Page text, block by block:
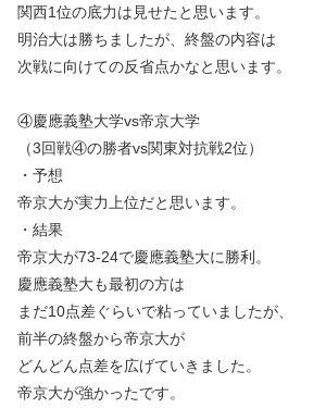
関西1位の底力は見せたと思います。
明治大は勝ちましたが、終盤の内容は
次戦に向けての反省点かなと思います。
④慶應義塾大学vs帝京大学
（3回戦④の勝者vs関東対抗戦2位）
・予想
帝京大が実力上位だと思います。
・結果
帝京大が73-24で慶應義塾大に勝利。
慶應義塾大も最初の方は
まだ10点差ぐらいで粘っていましたが、
前半の終盤から帝京大が
どんどん点差を広げていきました。
帝京大が強かったです。